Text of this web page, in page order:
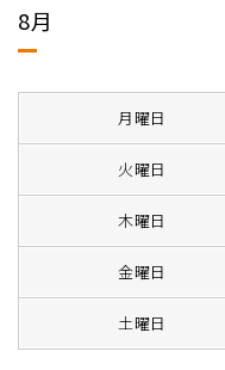
8月
月曜日
火曜日
木曜日
金曜日
土曜日